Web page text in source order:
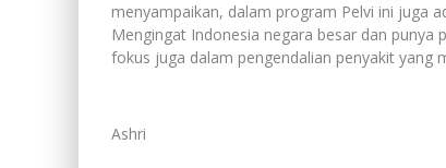
menyampaikan, dalam program Pelvi ini juga
Mengingat Indonesia negara besar dan
fokus juga dalam pengendalian penyakit yang
Ashri